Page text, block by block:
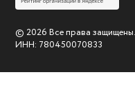
© 2026 Все права
ИНН: 780450070833